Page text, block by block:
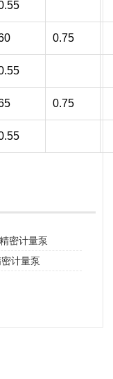
0.75
0.75
密计量泵
计量泵